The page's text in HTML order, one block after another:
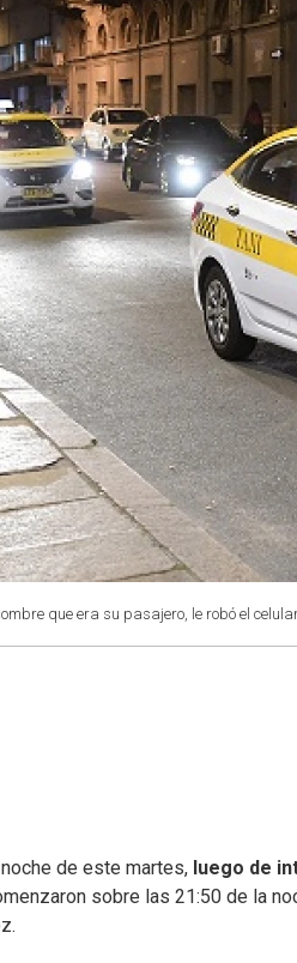
que era su pasajero, le robó el
de este martes, luego de
sobre las 21:50 de la